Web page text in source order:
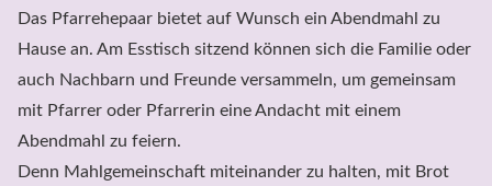
Das Pfarrehepaar bietet auf Wunsch ein Abendmahl zu
Hause an. Am Esstisch sitzend können sich die Familie oder
auch Nachbarn und Freunde versammeln, um gemeinsam
mit Pfarrer oder Pfarrerin eine Andacht mit einem
Abendmahl zu feiern.
Denn Mahlgemeinschaft miteinander zu halten, mit Brot